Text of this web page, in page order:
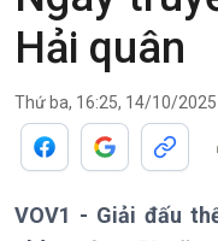
Giới thiệu
Hải quân
Thứ ba, 16:25, 14/10/2025
VOV1 - Giải đấu